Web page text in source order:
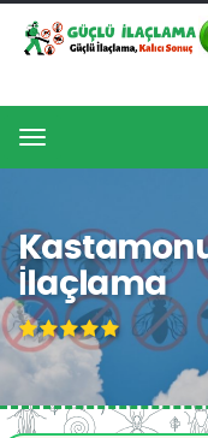
Menu
İlaçlama